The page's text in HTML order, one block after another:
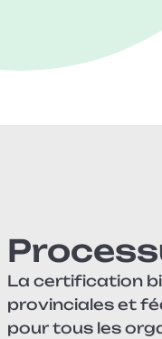
La certification
provinciales et
pour tous les